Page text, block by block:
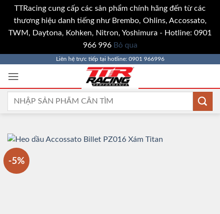
TTRacing cung cấp các sản phẩm chính hãng đến từ các
thương hiệu danh tiếng như Brembo, Ohlins, Accossato,
TWM, Daytona, Kohken, Nitron, Yoshimura - Hotline: 0901
966 996 Bỏ qua
qua
Liên hệ trực tiếp tại hotline: 0901 966996
Tìm
-5%